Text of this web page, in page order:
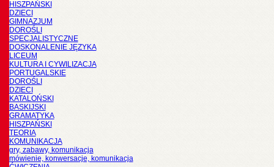
HISZPAŃSKI
DZIECI
GIMNAZJUM
DOROŚLI
SPECJALISTYCZNE
DOSKONALENIE JĘZYKA
LICEUM
KULTURA I CYWILIZACJA
PORTUGALSKIE
DOROŚLI
DZIECI
KATALOŃSKI
BASKIJSKI
GRAMATYKA
HISZPAŃSKI
TEORIA
KOMUNIKACJA
gry, zabawy, komunikacja
mówienie, konwersacje, komunikacja